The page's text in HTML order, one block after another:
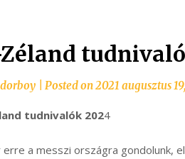
Posted on2021 augusztus
tudnivalók 2024
erre a messzi országra gondolunk,